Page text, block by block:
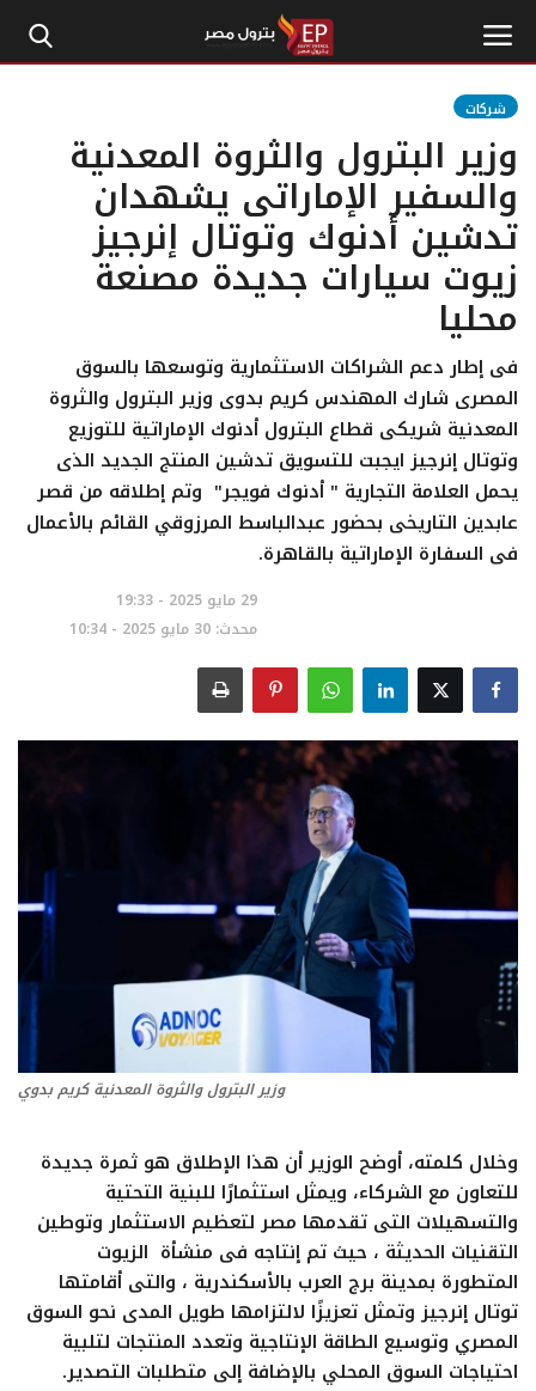
الرئيسية
إتصل بنا
بترول
أخبار مصر
اقتصاد وأموال
طاقة
غاز
اتصالات وتكنولوجيا
شركات
فيديو وتوك شو
مقالات
مجتمع البترول
دليل شركات البترول المصرية
شركات
وزير البترول والثروة المعدنية
والسفير الإماراتى يشهدان
تدشين أدنوك وتوتال إنرجيز
زيوت سيارات جديدة مصنعة
محليا
فى إطار دعم الشراكات الاستثمارية وتوسعها بالسوق
المصرى شارك المهندس كريم بدوى وزير البترول والثروة
المعدنية شريكى قطاع البترول أدنوك الإماراتية للتوزيع
وتوتال إنرجيز ايجبت للتسويق تدشين المنتج الجديد الذى
يحمل العلامة التجارية " أدنوك فويجر" وتم إطلاقه من قصر
عابدين التاريخى بحضور عبدالباسط المرزوقي القائم بالأعمال
فى السفارة الإماراتية بالقاهرة.
29 مايو 2025 - 19:33
محدث: 30 مايو 2025 - 10:34
وزير البترول والثروة المعدنية كريم بدوي
وخلال كلمته، أوضح الوزير أن هذا الإطلاق هو ثمرة جديدة
للتعاون مع الشركاء، ويمثل استثمارًا للبنية التحتية
والتسهيلات التى تقدمها مصر لتعظيم الاستثمار وتوطين
التقنيات الحديثة ، حيث تم إنتاجه فى منشأة الزيوت
المتطورة بمدينة برج العرب بالأسكندرية ، والتى أقامتها
توتال إنرجيز وتمثل تعزيزًا لالتزامها طويل المدى نحو السوق
المصري وتوسيع الطاقة الإنتاجية وتعدد المنتجات لتلبية
احتياجات السوق المحلي بالإضافة إلى متطلبات التصدير.